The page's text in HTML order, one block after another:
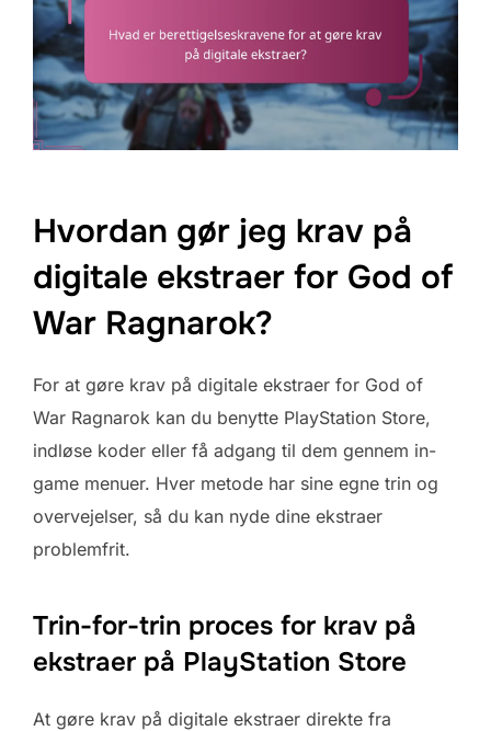
Hvordan gør jeg krav på
digitale ekstraer for God of
War Ragnarok?
For at gøre krav på digitale ekstraer for God of
War Ragnarok kan du benytte PlayStation Store,
indløse koder eller få adgang til dem gennem in-
game menuer. Hver metode har sine egne trin og
overvejelser, så du kan nyde dine ekstraer
problemfrit.
Trin-for-trin proces for krav på
ekstraer på PlayStation Store
At gøre krav på digitale ekstraer direkte fra